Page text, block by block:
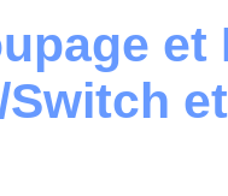
et
Switch